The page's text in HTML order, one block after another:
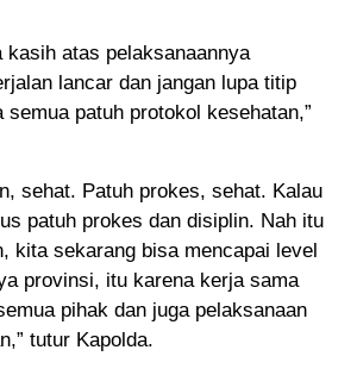
kasih atas pelaksanaannya
lancar dan jangan lupa titip
semua patuh protokol kesehatan,”
sehat. Patuh prokes, sehat. Kalau
patuh prokes dan disiplin. Nah itu
kita sekarang bisa mencapai level
provinsi, itu karena kerja sama
pihak dan juga pelaksanaan
tutur Kapolda.